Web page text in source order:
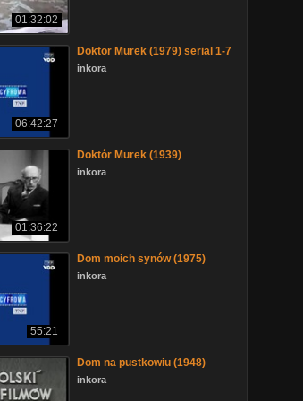
01:32:02
06:42:27
Doktor Murek (1979) serial 1-7
inkora
01:36:22
Doktór Murek (1939)
inkora
55:21
Dom moich synów (1975)
inkora
Dom na pustkowiu (1948)
inkora